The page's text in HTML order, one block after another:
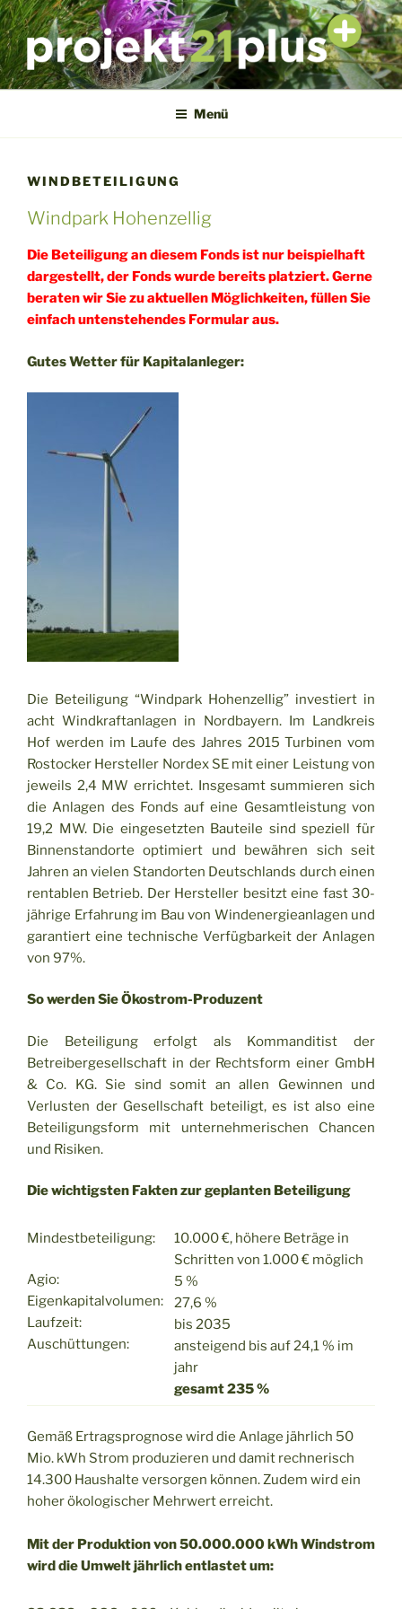
Zum
Inhalt
springen
PROJEKT21PLUS
Das ökologische Beratungsprojekt
Menü
WINDBETEILIGUNG
Windpark Hohenzellig
Die Beteiligung an diesem Fonds ist nur beispielhaft
dargestellt, der Fonds wurde bereits platziert. Gerne
beraten wir Sie zu aktuellen Möglichkeiten, füllen Sie
einfach untenstehendes Formular aus.
Gutes Wetter für Kapitalanleger:
Die Beteiligung “Windpark Hohenzellig” investiert in
acht Windkraftanlagen in Nordbayern. Im Landkreis
Hof werden im Laufe des Jahres 2015 Turbinen vom
Rostocker Hersteller Nordex SE mit einer Leistung von
jeweils 2,4 MW errichtet. Insgesamt summieren sich
die Anlagen des Fonds auf eine Gesamtleistung von
19,2 MW. Die eingesetzten Bauteile sind speziell für
Binnenstandorte optimiert und bewähren sich seit
Jahren an vielen Standorten Deutschlands durch einen
rentablen Betrieb. Der Hersteller besitzt eine fast 30-
jährige Erfahrung im Bau von Windenergieanlagen und
garantiert eine technische Verfügbarkeit der Anlagen
von 97%.
So werden Sie Ökostrom-Produzent
Die Beteiligung erfolgt als Kommanditist der
Betreibergesellschaft in der Rechtsform einer GmbH
& Co. KG. Sie sind somit an allen Gewinnen und
Verlusten der Gesellschaft beteiligt, es ist also eine
Beteiligungsform mit unternehmerischen Chancen
und Risiken.
Die wichtigsten Fakten zur geplanten Beteiligung
Mindestbeteiligung:
Agio:
Eigenkapitalvolumen:
Laufzeit:
Auschüttungen:
10.000 €, höhere Beträge in
Schritten von 1.000 € möglich
5 %
27,6 %
bis 2035
ansteigend bis auf 24,1 % im
jahr
gesamt 235 %
Gemäß Ertragsprognose wird die Anlage jährlich 50
Mio. kWh Strom produzieren und damit rechnerisch
14.300 Haushalte versorgen können. Zudem wird ein
hoher ökologischer Mehrwert erreicht.
Mit der Produktion von 50.000.000 kWh Windstrom
wird die Umwelt jährlich entlastet um: